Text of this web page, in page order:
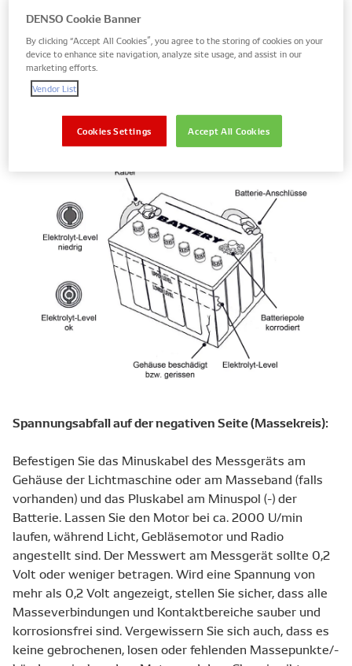
Volt betragen. Wird eine Spannung von mehr als 0,2 Volt
angezeigt, deutet dies auf einen zu hohen Widerstand
auf der positiven Seite hin. Überprüfen Sie also, ob die
gesamte Verkabelung und die Steckerpins und
Spannungsabfall auf der negativen Seite (Massekreis):
Befestigen Sie das Minuskabel des Messgeräts am
Gehäuse der Lichtmaschine oder am Masseband (falls
vorhanden) und das Pluskabel am Minuspol (-) der
Batterie. Lassen Sie den Motor bei ca. 2000 U/min
laufen, während Licht, Gebläsemotor und Radio
angestellt sind. Der Messwert am Messgerät sollte 0,2
Volt oder weniger betragen. Wird eine Spannung von
mehr als 0,2 Volt angezeigt, stellen Sie sicher, dass alle
Masseverbindungen und Kontaktbereiche sauber und
korrosionsfrei sind. Vergewissern Sie sich auch, dass es
keine gebrochenen, losen oder fehlenden Massepunkte/-
DENSO Cookie Banner
By clicking “Accept All Cookies”, you agree to the storing of cookies on your
device to enhance site navigation, analyze site usage, and assist in our
marketing efforts.
Vendor List
Accept All Cookies
Cookies Settings